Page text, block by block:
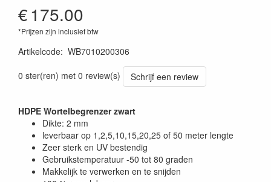
€175.00
*Prijzen zijn inclusief btw
Artikelcode: WB7010200306
0 ster(ren) met 0 review(s)
Schrijf een review
HDPE Wortelbegrenzer zwart
Dikte: 2 mm
leverbaar op 1,2,5,10,15,20,25 of 50 meter lengte
Zeer sterk en UV bestendig
Gebruikstemperatuur -50 tot 80 graden
Makkelijk te verwerken en te snijden